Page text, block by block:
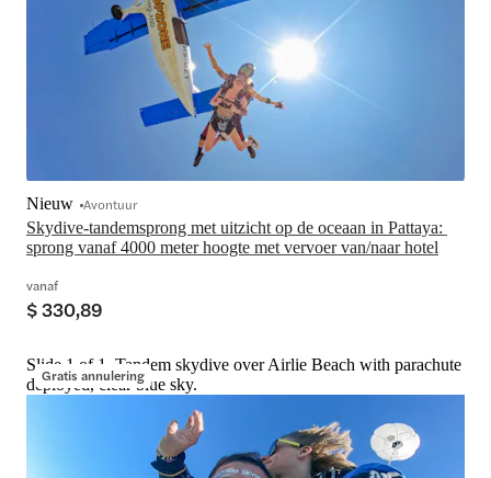
Skydive-tandemsprong met uitzicht op de oceaan in Pattaya:
sprong vanaf 4000 meter hoogte met vervoer van/naar hotel
Nieuw Avontuur
vanaf
$ 330,89
Gratis annulering
Slide 1 of 1, Tandem skydive over Airlie Beach with parachute
deployed, clear blue sky.